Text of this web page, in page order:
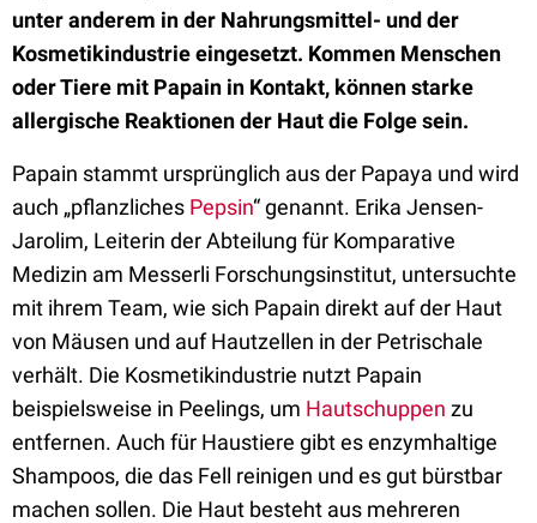
unter anderem in der Nahrungsmittel- und der
Kosmetikindustrie eingesetzt. Kommen Menschen
oder Tiere mit Papain in Kontakt, können starke
allergische Reaktionen der Haut die Folge sein.
Papain stammt ursprünglich aus der Papaya und wird
auch „pflanzliches Pepsin“ genannt. Erika Jensen-
Jarolim, Leiterin der Abteilung für Komparative
Medizin am Messerli Forschungsinstitut, untersuchte
mit ihrem Team, wie sich Papain direkt auf der Haut
von Mäusen und auf Hautzellen in der Petrischale
verhält. Die Kosmetikindustrie nutzt Papain
beispielsweise in Peelings, um Hautschuppen zu
entfernen. Auch für Haustiere gibt es enzymhaltige
Shampoos, die das Fell reinigen und es gut bürstbar
machen sollen. Die Haut besteht aus mehreren